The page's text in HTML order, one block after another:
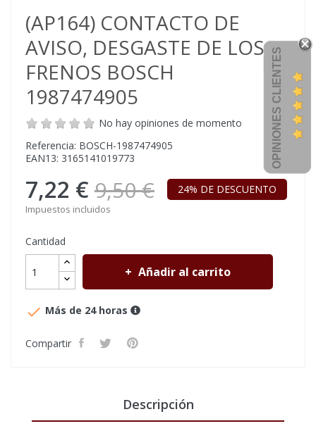
(AP164) CONTACTO DE
AVISO, DESGASTE DE LOS
FRENOS BOSCH
1987474905
No hay opiniones de momento
Referencia: BOSCH-1987474905
EAN13: 3165141019773
7,22 € 9,50 € 24% DE DESCUENTO
Impuestos incluidos
Cantidad
Añadir al carrito
 Más de 24 horas
Compartir
Descripción
OPINIONES CLIENTES